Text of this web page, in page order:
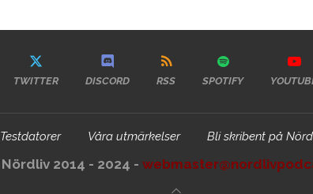
TWITTER DISCORD RSS SPOTIFY
Testdatorer Våra utmärkelser Bli skribent på
Nördliv 2014 - 2024 -